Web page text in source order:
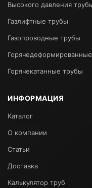
Высокого давления
Газлифтные трубы
Газопроводные трубы
Горячекатанные трубы
ИНФОРМАЦИЯ
Каталог
О компании
Статьи
Доставка
Калькулятор труб